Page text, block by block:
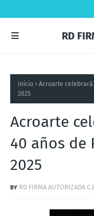
RD
Inicio
Acroarte celebrará
2025
Acroarte
40 años de
2025
RD FIRMA AUTORIZADA